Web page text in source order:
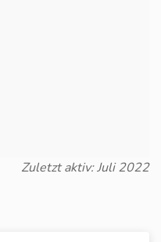
Zuletzt aktiv: Juli 2022